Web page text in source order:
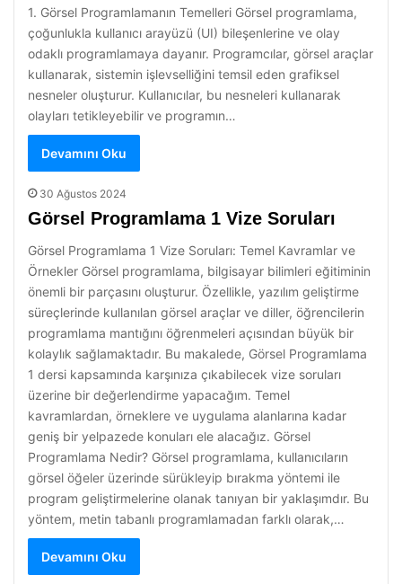
1. Görsel Programlamanın Temelleri Görsel programlama,
çoğunlukla kullanıcı arayüzü (UI) bileşenlerine ve olay
odaklı programlamaya dayanır. Programcılar, görsel araçlar
kullanarak, sistemin işlevselliğini temsil eden grafiksel
nesneler oluşturur. Kullanıcılar, bu nesneleri kullanarak
olayları tetikleyebilir ve programın…
Devamını Oku
30 Ağustos 2024
Görsel Programlama 1 Vize Soruları
Görsel Programlama 1 Vize Soruları: Temel Kavramlar ve
Örnekler Görsel programlama, bilgisayar bilimleri eğitiminin
önemli bir parçasını oluşturur. Özellikle, yazılım geliştirme
süreçlerinde kullanılan görsel araçlar ve diller, öğrencilerin
programlama mantığını öğrenmeleri açısından büyük bir
kolaylık sağlamaktadır. Bu makalede, Görsel Programlama
1 dersi kapsamında karşınıza çıkabilecek vize soruları
üzerine bir değerlendirme yapacağım. Temel
kavramlardan, örneklere ve uygulama alanlarına kadar
geniş bir yelpazede konuları ele alacağız. Görsel
Programlama Nedir? Görsel programlama, kullanıcıların
görsel öğeler üzerinde sürükleyip bırakma yöntemi ile
program geliştirmelerine olanak tanıyan bir yaklaşımdır. Bu
yöntem, metin tabanlı programlamadan farklı olarak,…
Devamını Oku